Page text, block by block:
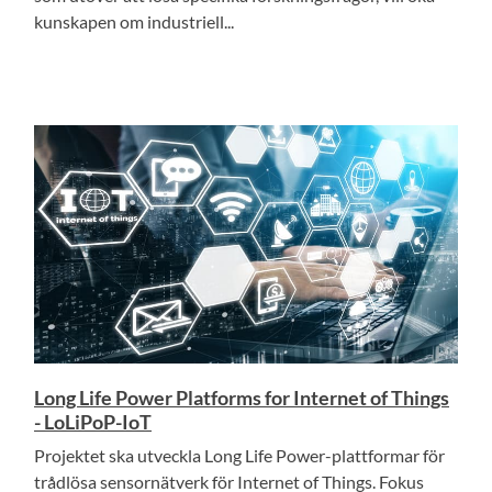
kunskapen om industriell...
Long Life Power Platforms for Internet of Things
- LoLiPoP-IoT
Projektet ska utveckla Long Life Power-plattformar för
trådlösa sensornätverk för Internet of Things. Fokus